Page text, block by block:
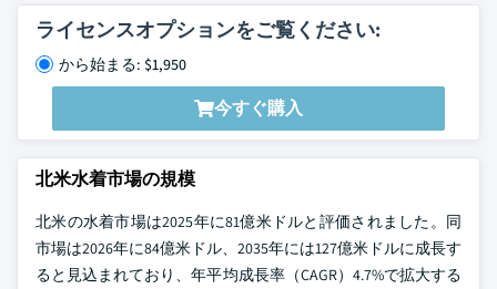
ライセンスオプションをご覧ください:
から始まる: $1,950
今すぐ購入
北米水着市場の規模
北米の水着市場は2025年に81億米ドルと評価されました。同
市場は2026年に84億米ドル、2035年には127億米ドルに成長す
ると見込まれており、年平均成長率（CAGR）4.7%で拡大する